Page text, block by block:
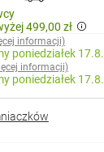
499,00 zł
informacji)
poniedziałek 17.8.
informacji)
poniedziałek 17.8.